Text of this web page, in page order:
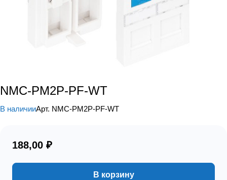
NMC-PM2P-PF-WT
В наличииАрт. NMC-PM2P-PF-WT
188,00 ₽
В корзину